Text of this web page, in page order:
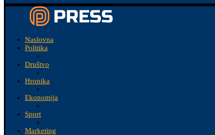
Naslovna
Politika
Društvo
Hronika
Ekonomija
Sport
Marketing